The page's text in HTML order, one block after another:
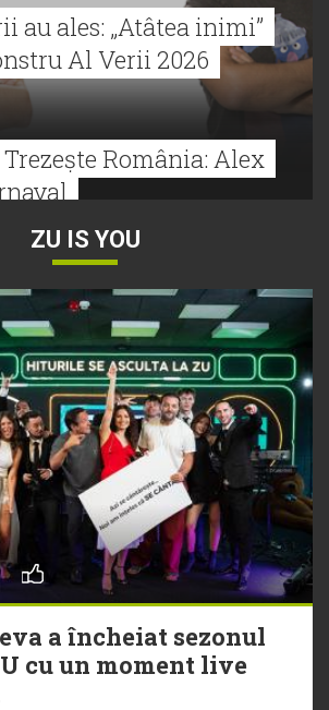
au ales: „Atâtea inimi”
Al Verii 2026
România: Alex
la Hitul Monstru Al
versus Faydee
mai tare! Cabron vine
al Verii
| Muzica Aia x DJ
Morar: Theo Rose -
ZU IS YOU
a încheiat sezonul
cu un moment live